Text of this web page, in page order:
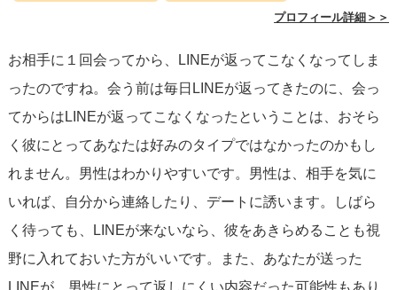
せでいられる大切なポイントになります。まずは一歩を踏
魅力があるので、そのことを忘れず、毎日を楽しんでくだ
さいね。
プロフィール詳細＞＞
お相手に１回会ってから、LINEが返ってこなくなってしま
ったのですね。会う前は毎日LINEが返ってきたのに、会っ
てからはLINEが返ってこなくなったということは、おそら
く彼にとってあなたは好みのタイプではなかったのかもし
れません。男性はわかりやすいです。男性は、相手を気に
いれば、自分から連絡したり、デートに誘います。しばら
く待っても、LINEが来ないなら、彼をあきらめることも視
野に入れておいた方がいいです。また、あなたが送った